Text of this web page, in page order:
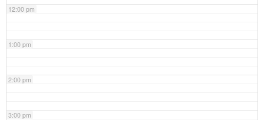
12:00 pm
1:00 pm
2:00 pm
3:00 pm